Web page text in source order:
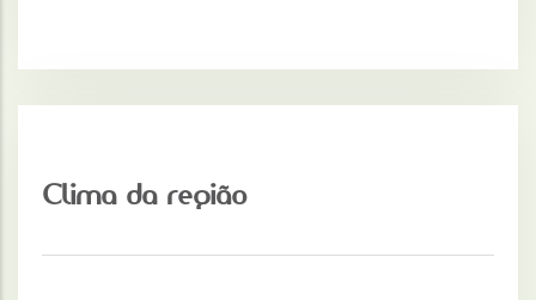
Clima da região